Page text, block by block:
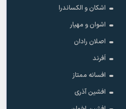
اشکان و الکساندرا
اشوان و مهیار
اصلان رادان
اَفرند
افسانه ممتاز
افشین آذری